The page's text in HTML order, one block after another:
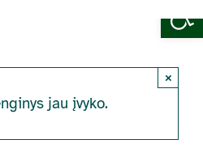
jau įvyko.
×